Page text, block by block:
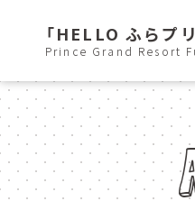
「HELLO ふらプリ
Prince Grand Resort